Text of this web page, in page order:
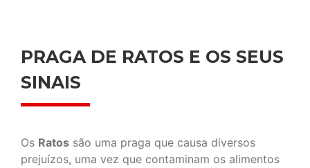
PRAGA DE RATOS E OS SEUS
SINAIS
Os Ratos são uma praga que causa diversos
prejuízos, uma vez que contaminam os alimentos